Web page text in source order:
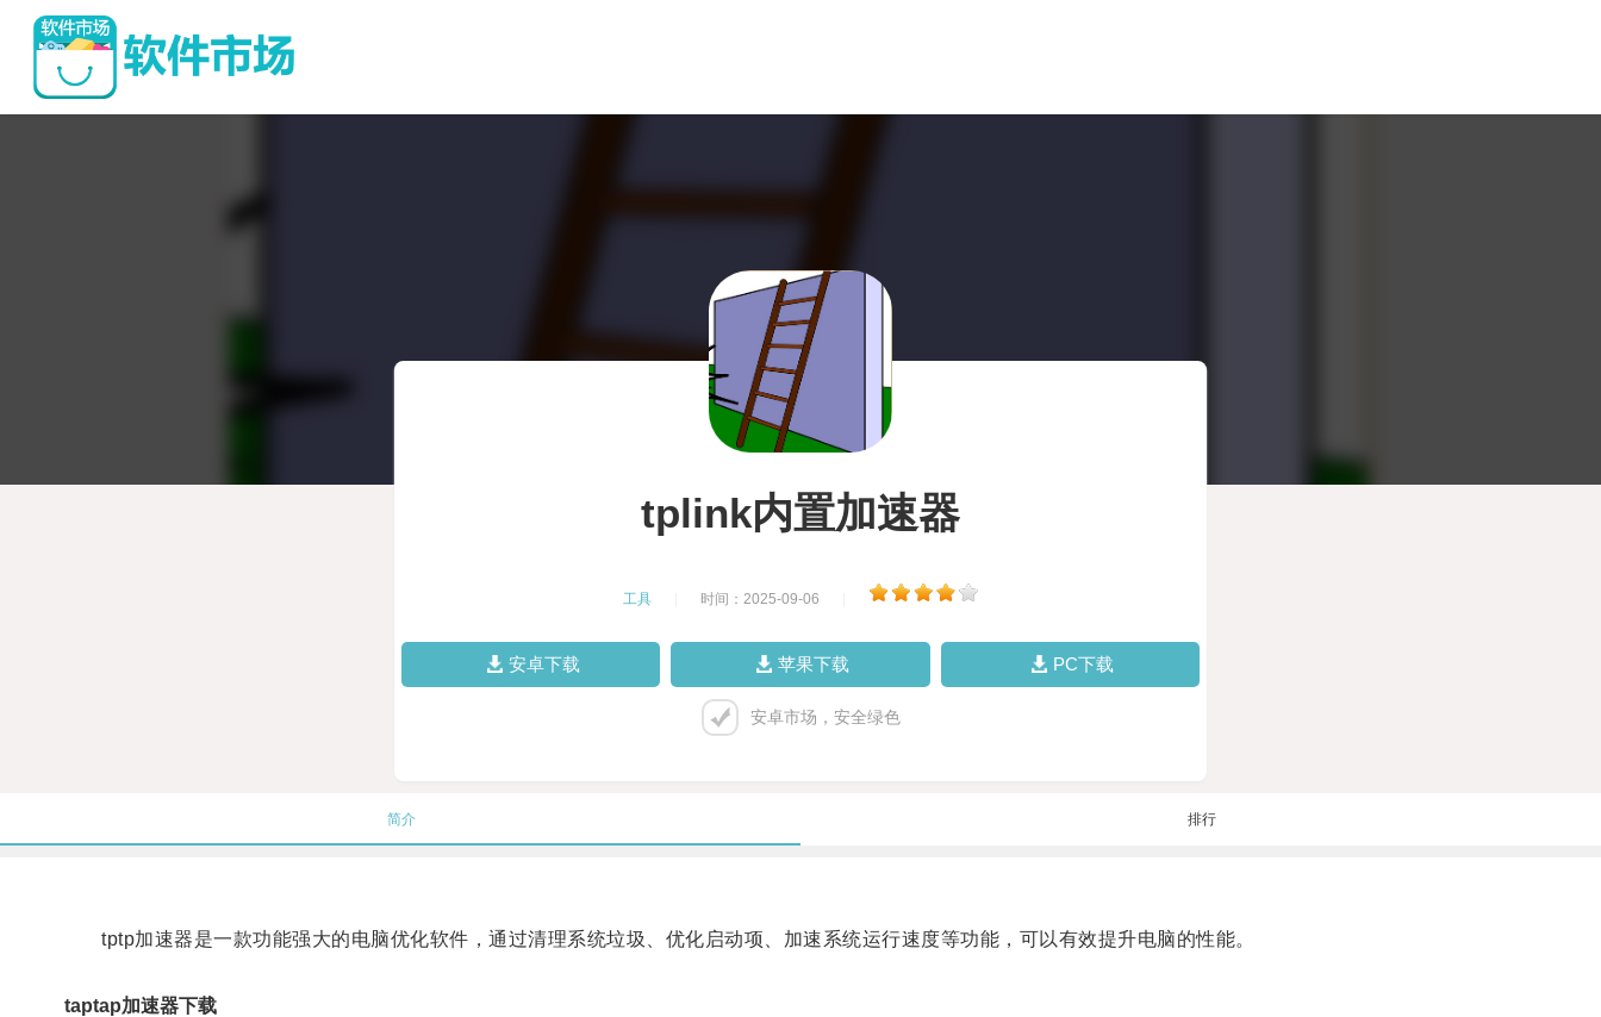
tplink内置加速器
工具 时间：2025-09-06
安卓下载 苹果下载 PC下载
安卓市场，安全绿色
简介 排行
tptp加速器是一款功能强大的电脑优化软件，通过清理系统垃圾、优化启动项、加速系统运行速度等功能，可以有效提升电脑的性能。
taptap加速器下载